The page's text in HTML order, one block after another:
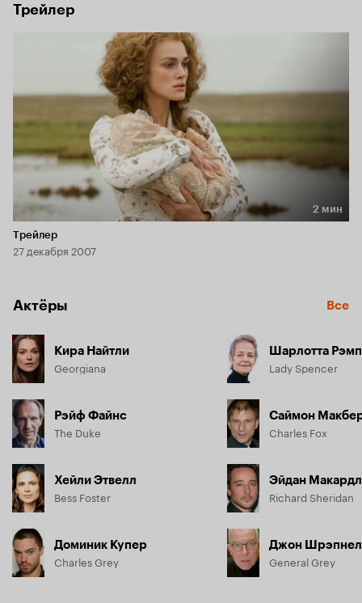
Трейлер
Длительность 2 мин
2 мин
Трейлер
27 декабря 2007
Актёры Все
Кира Найтли
Georgiana
Рэйф Файнс
The Duke
Хейли Этвелл
Bess Foster
Доминик Купер
Charles Grey
Шарлотта
Lady Spencer
Саймон
Charles Fox
Эйдан Макардл
Richard Sheridan
Джон Шрэпнел
General Grey